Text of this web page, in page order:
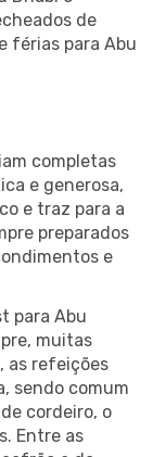
de
férias para Abu
completas
e generosa,
e traz para a
preparados
e
para Abu
muitas
as refeições
sendo comum
cordeiro, o
Entre as